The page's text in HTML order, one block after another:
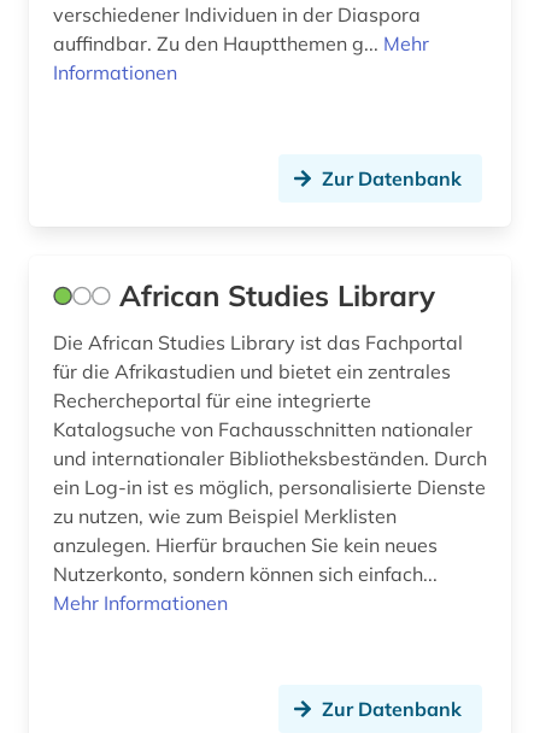
elektronische bibliothek (3)
empirische kulturwissenschaft (3)
england (1)
entwicklungsforschung (1)
entwicklungspolitik (2)
entwicklungstheorie (1)
entwicklungszusammenarbeit (2)
entwicklungsökonomie (1)
verschiedener Individuen in der Diaspora
auffindbar. Zu den Hauptthemen g... Mehr
Informationen
Zur Datenbank
African Studies Library
Die African Studies Library ist das Fachportal
für die Afrikastudien und bietet ein zentrales
Rechercheportal für eine integrierte
Katalogsuche von Fachausschnitten nationaler
und internationaler Bibliotheksbeständen. Durch
ein Log-in ist es möglich, personalisierte Dienste
zu nutzen, wie zum Beispiel Merklisten
anzulegen. Hierfür brauchen Sie kein neues
Nutzerkonto, sondern können sich einfach...
Mehr Informationen
Zur Datenbank